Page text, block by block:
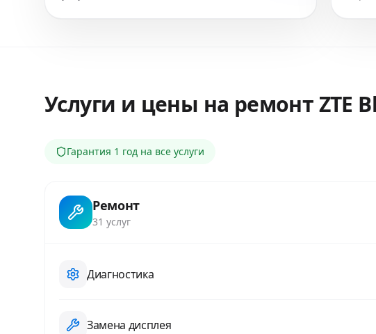
Услуги и цены на ремонтZTE
Гарантия 1 год на все услуги
Ремонт
31 услуг
Диагностика
Замена дисплея